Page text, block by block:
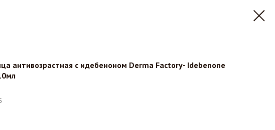
антивозрастная с идебеноном Derma Factory- Idebenone